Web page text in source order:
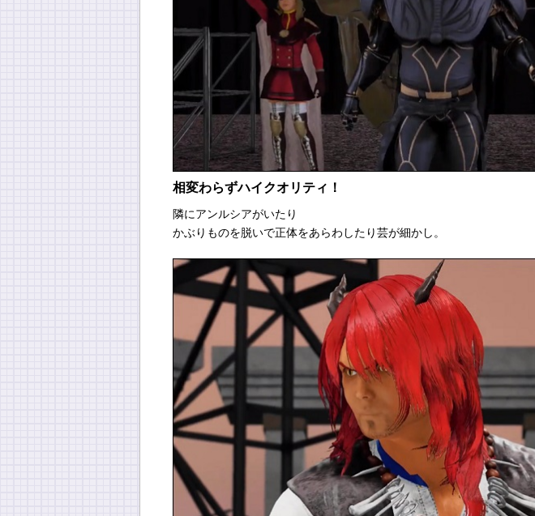
相変わらずハイクオリティ！
隣にアンルシアがいたり
かぶりものを脱いで正体をあらわしたり芸が細かし。